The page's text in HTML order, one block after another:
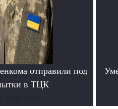
отправили под
в ТЦК